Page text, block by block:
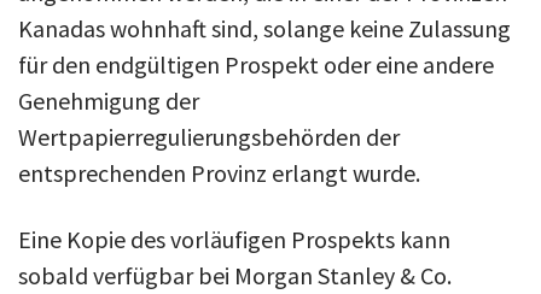
Kanadas wohnhaft sind, solange keine Zulassung
für den endgültigen Prospekt oder eine andere
Genehmigung der
Wertpapierregulierungsbehörden der
entsprechenden Provinz erlangt wurde.
Eine Kopie des vorläufigen Prospekts kann
sobald verfügbar bei Morgan Stanley & Co.